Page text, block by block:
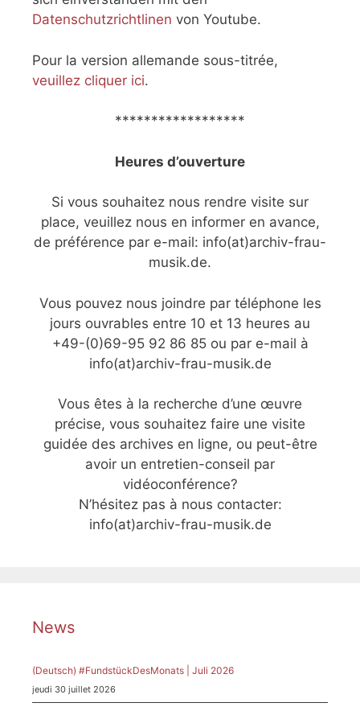
Datenschutzrichtlinen von Youtube.
Pour la version allemande sous-titrée,
veuillez cliquer ici.
******************
Heures d’ouverture
Si vous souhaitez nous rendre visite sur
place, veuillez nous en informer en avance,
de préférence par e-mail: info(at)archiv-frau-
musik.de.
Vous pouvez nous joindre par téléphone les
jours ouvrables entre 10 et 13 heures au
+49-(0)69-95 92 86 85 ou par e-mail à
info(at)archiv-frau-musik.de
Vous êtes à la recherche d’une œuvre
précise, vous souhaitez faire une visite
guidée des archives en ligne, ou peut-être
avoir un entretien-conseil par
vidéoconférence?
N’hésitez pas à nous contacter:
info(at)archiv-frau-musik.de
News
(Deutsch) #FundstückDesMonats | Juli 2026
jeudi 30 juillet 2026